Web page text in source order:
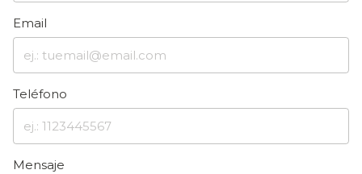
Email
Teléfono
Mensaje